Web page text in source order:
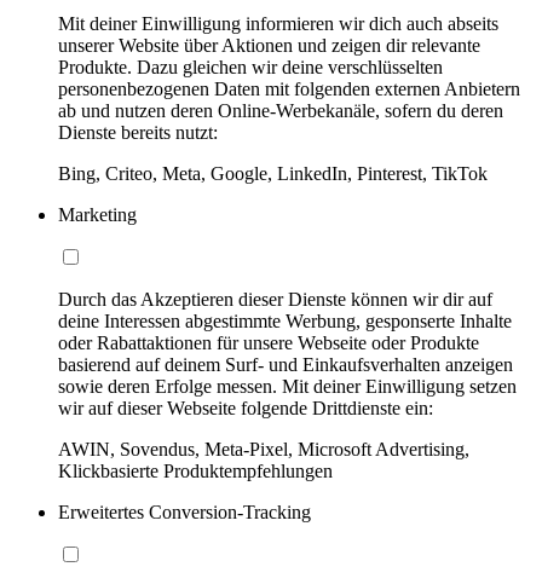
Mit deiner Einwilligung informieren wir dich auch abseits
unserer Website über Aktionen und zeigen dir relevante
Produkte. Dazu gleichen wir deine verschlüsselten
personenbezogenen Daten mit folgenden externen Anbietern
ab und nutzen deren Online-Werbekanäle, sofern du deren
Dienste bereits nutzt:
Bing, Criteo, Meta, Google, LinkedIn, Pinterest, TikTok
Marketing
Durch das Akzeptieren dieser Dienste können wir dir auf
deine Interessen abgestimmte Werbung, gesponserte Inhalte
oder Rabattaktionen für unsere Webseite oder Produkte
basierend auf deinem Surf- und Einkaufsverhalten anzeigen
sowie deren Erfolge messen. Mit deiner Einwilligung setzen
wir auf dieser Webseite folgende Drittdienste ein:
AWIN, Sovendus, Meta-Pixel, Microsoft Advertising,
Klickbasierte Produktempfehlungen
Erweitertes Conversion-Tracking